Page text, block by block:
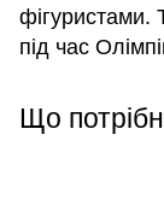
фігуристами.
під час
Що